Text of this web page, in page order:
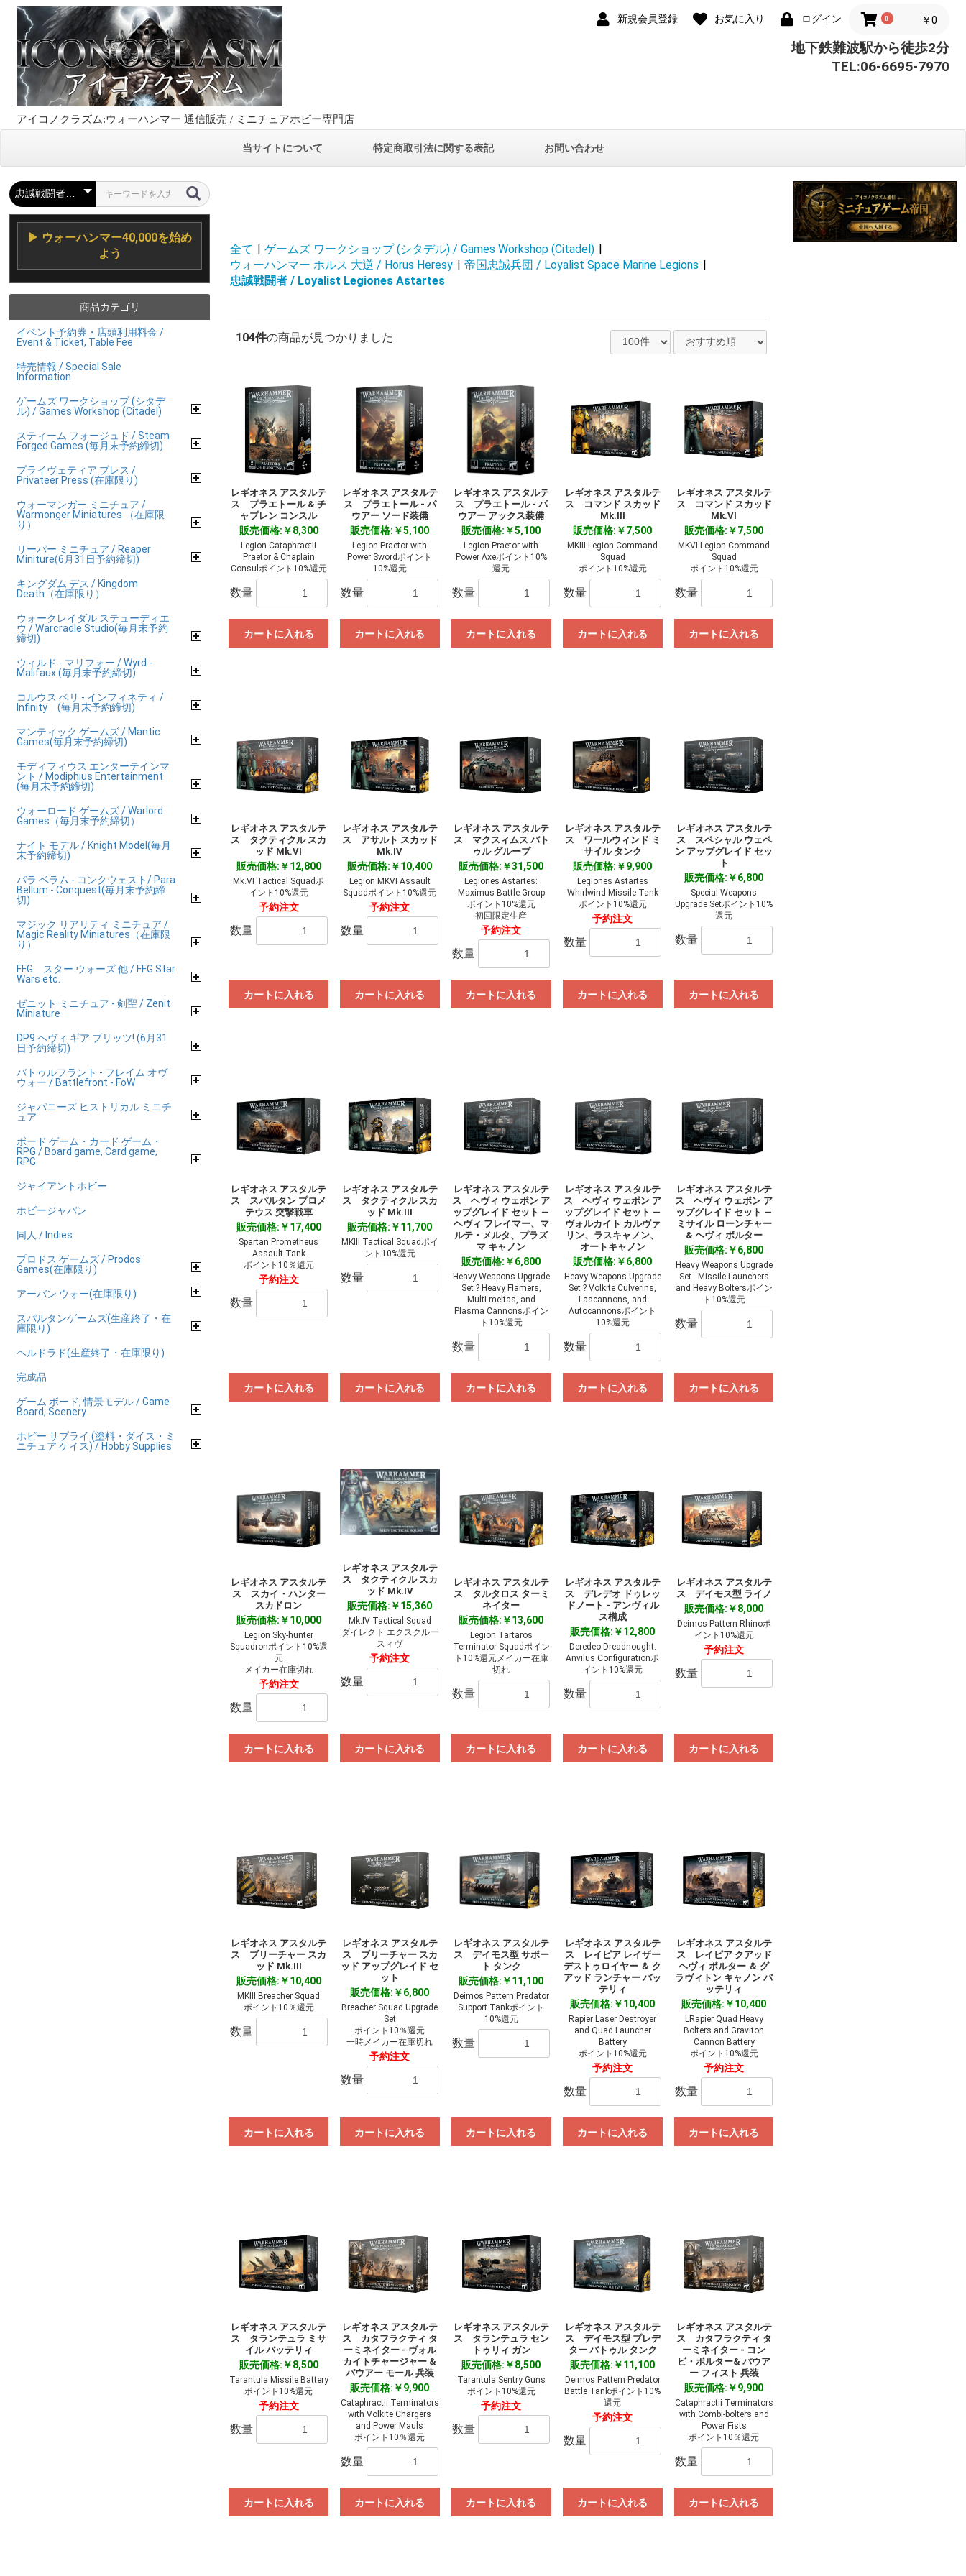
新規会員登録 お気に入り ログイン 0 ￥0
アイコノクラズム:ウォーハンマー 通信販売 / ミニチュアホビー専門店
地下鉄難波駅から徒歩2分
TEL:06-6695-7970
当サイトについて 特定商取引法に関する表記 お問い合わせ
▶ ウォーハンマー40,000を始め
よう
商品カテゴリ
イベント予約券・店頭利用料金 /
Event & Ticket, Table Fee
特売情報 / Special Sale
Information
ゲームズ ワークショップ (シタデ
ル) / Games Workshop (Citadel)
スティーム フォージュド / Steam
Forged Games (毎月末予約締切)
プライヴェティア プレス /
Privateer Press (在庫限り)
ウォーマンガー ミニチュア /
Warmonger Miniatures （在庫限
り）
リーパー ミニチュア / Reaper
Miniture(6月31日予約締切)
キングダム デス / Kingdom
Death（在庫限り）
ウォークレイダル ステューディエ
ウ / Warcradle Studio(毎月末予約
締切)
ウィルド - マリフォー / Wyrd -
Malifaux (毎月末予約締切)
コルウス ベリ - インフィネティ /
Infinity (毎月末予約締切)
マンティック ゲームズ / Mantic
Games(毎月末予約締切)
モディフィウス エンターテインマ
ント / Modiphius Entertainment
(毎月末予約締切)
ウォーロード ゲームズ / Warlord
Games（毎月末予約締切）
ナイト モデル / Knight Model(毎月
末予約締切)
パラ ベラム - コンクウェスト/ Para
Bellum - Conquest(毎月末予約締
切)
マジック リアリティ ミニチュア /
Magic Reality Miniatures（在庫限
り）
FFG スター ウォーズ 他 / FFG Star
Wars etc.
ゼニット ミニチュア - 剣聖 / Zenit
Miniature
DP9 ヘヴィ ギア ブリッツ! (6月31
日予約締切)
バトゥルフラント - フレイム オヴ
ウォー / Battlefront - FoW
ジャパニーズ ヒストリカル ミニチ
ュア
ボード ゲーム・カード ゲーム・
RPG / Board game, Card game,
RPG
ジャイアントホビー
ホビージャパン
同人 / Indies
プロドス ゲームズ / Prodos
Games(在庫限り)
アーバン ウォー(在庫限り)
スパルタンゲームズ(生産終了・在
庫限り)
ヘルドラド(生産終了・在庫限り)
完成品
ゲーム ボード, 情景モデル / Game
Board, Scenery
ホビー サプライ (塗料・ダイス・ミ
ニチュア ケイス) / Hobby Supplies
全て | ゲームズ ワークショップ (シタデル) / Games Workshop (Citadel) |
ウォーハンマー ホルス 大逆 / Horus Heresy | 帝国忠誠兵団 / Loyalist Space Marine Legions |
忠誠戦闘者 / Loyalist Legiones Astartes
104件の商品が見つかりました
レギオネス アスタルテ
ス プラエトール & チ
ャプレン コンスル
販売価格:￥8,300
Legion Cataphractii
Praetor & Chaplain
Consulポイント10%還元
数量
カートに入れる
レギオネス アスタルテ
ス プラエトール - パ
ウアー ソード装備
販売価格:￥5,100
Legion Praetor with
Power Swordポイント
10%還元
数量
カートに入れる
レギオネス アスタルテ
ス プラエトール - パ
ウアー アックス装備
販売価格:￥5,100
Legion Praetor with
Power Axeポイント10%
還元
数量
カートに入れる
レギオネス アスタルテ
ス コマンド スカッド
Mk.III
販売価格:￥7,500
MKIII Legion Command
Squad
ポイント10%還元
数量
カートに入れる
レギオネス アスタルテ
ス コマンド スカッド
Mk.VI
販売価格:￥7,500
MKVI Legion Command
Squad
ポイント10%還元
数量
カートに入れる
レギオネス アスタルテ
ス タクティクル スカ
ッド Mk.VI
販売価格:￥12,800
Mk.VI Tactical Squadポ
イント10%還元
予約注文
数量
カートに入れる
レギオネス アスタルテ
ス アサルト スカッド
Mk.IV
販売価格:￥10,400
Legion MKVI Assault
Squadポイント10%還元
予約注文
数量
カートに入れる
レギオネス アスタルテ
ス マクスィムス バト
ゥル グループ
販売価格:￥31,500
Legiones Astartes:
Maximus Battle Group
ポイント10%還元
初回限定生産
予約注文
数量
カートに入れる
レギオネス アスタルテ
ス ワールウィンド ミ
サイル タンク
販売価格:￥9,900
Legiones Astartes
Whirlwind Missile Tank
ポイント10%還元
予約注文
数量
カートに入れる
レギオネス アスタルテ
ス スペシャル ウェペ
ン アップグレイド セッ
ト
販売価格:￥6,800
Special Weapons
Upgrade Setポイント10%
還元
数量
カートに入れる
レギオネス アスタルテ
ス スパルタン プロメ
テウス 突撃戦車
販売価格:￥17,400
Spartan Prometheus
Assault Tank
ポイント10％還元
予約注文
数量
カートに入れる
レギオネス アスタルテ
ス タクティクル スカ
ッド Mk.III
販売価格:￥11,700
MKIII Tactical Squadポイ
ント10%還元
数量
カートに入れる
レギオネス アスタルテ
ス ヘヴィ ウェポン ア
ップグレイド セット ―
ヘヴィ フレイマー、マ
ルテ・メルタ、プラズ
マ キャノン
販売価格:￥6,800
Heavy Weapons Upgrade
Set ? Heavy Flamers,
Multi-meltas, and
Plasma Cannonsポイン
ト10%還元
数量
カートに入れる
レギオネス アスタルテ
ス ヘヴィ ウェポン ア
ップグレイド セット ―
ヴォルカイト カルヴァ
リン、ラスキャノン、
オートキャノン
販売価格:￥6,800
Heavy Weapons Upgrade
Set ? Volkite Culverins,
Lascannons, and
Autocannonsポイント
10%還元
数量
カートに入れる
レギオネス アスタルテ
ス ヘヴィ ウェポン ア
ップグレイド セット ―
ミサイル ローンチャー
& ヘヴィ ボルター
販売価格:￥6,800
Heavy Weapons Upgrade
Set - Missile Launchers
and Heavy Boltersポイン
ト10%還元
数量
カートに入れる
レギオネス アスタルテ
ス スカイ・ハンター
スカドロン
販売価格:￥10,000
Legion Sky-hunter
Squadronポイント10%還
元
メイカー在庫切れ
予約注文
数量
カートに入れる
レギオネス アスタルテ
ス タクティクル スカ
ッド Mk.IV
販売価格:￥15,360
Mk.IV Tactical Squad
ダイレクト エクスクルー
スィヴ
予約注文
数量
カートに入れる
レギオネス アスタルテ
ス タルタロス ターミ
ネイター
販売価格:￥13,600
Legion Tartaros
Terminator Squadポイン
ト10%還元メイカー在庫
切れ
数量
カートに入れる
レギオネス アスタルテ
ス デレデオ ドゥレッ
ドノート - アンヴィル
ス構成
販売価格:￥12,800
Deredeo Dreadnought:
Anvilus Configurationポ
イント10%還元
数量
カートに入れる
レギオネス アスタルテ
ス デイモス型 ライノ
販売価格:￥8,000
Deimos Pattern Rhinoポ
イント10%還元
予約注文
数量
カートに入れる
レギオネス アスタルテ
ス ブリーチャー スカ
ッド Mk.III
販売価格:￥10,400
MKIII Breacher Squad
ポイント10％還元
数量
カートに入れる
レギオネス アスタルテ
ス ブリーチャー スカ
ッド アップグレイド セ
ット
販売価格:￥6,800
Breacher Squad Upgrade
Set
ポイント10％還元
一時メイカー在庫切れ
予約注文
数量
カートに入れる
レギオネス アスタルテ
ス デイモス型 サポー
ト タンク
販売価格:￥11,100
Deimos Pattern Predator
Support Tankポイント
10%還元
数量
カートに入れる
レギオネス アスタルテ
ス レイピア レイザー
デストゥロイヤー ＆ ク
アッド ランチャー バッ
テリィ
販売価格:￥10,400
Rapier Laser Destroyer
and Quad Launcher
Battery
ポイント10%還元
予約注文
数量
カートに入れる
レギオネス アスタルテ
ス レイピア クアッド
ヘヴィ ボルター ＆ グ
ラヴィトン キャノン バ
ッテリィ
販売価格:￥10,400
LRapier Quad Heavy
Bolters and Graviton
Cannon Battery
ポイント10%還元
予約注文
数量
カートに入れる
レギオネス アスタルテ
ス タランテュラ ミサ
イル バッテリィ
販売価格:￥8,500
Tarantula Missile Battery
ポイント10%還元
予約注文
数量
カートに入れる
レギオネス アスタルテ
ス カタフラクティ タ
ーミネイター - ヴォル
カイトチャージャー &
パウアー モール 兵装
販売価格:￥9,900
Cataphractii Terminators
with Volkite Chargers
and Power Mauls
ポイント10％還元
数量
カートに入れる
レギオネス アスタルテ
ス タランテュラ セン
トゥリィ ガン
販売価格:￥8,500
Tarantula Sentry Guns
ポイント10%還元
予約注文
数量
カートに入れる
レギオネス アスタルテ
ス デイモス型 プレデ
ター バトゥル タンク
販売価格:￥11,100
Deimos Pattern Predator
Battle Tankポイント10%
還元
予約注文
数量
カートに入れる
レギオネス アスタルテ
ス カタフラクティ タ
ーミネイター - コン
ビ・ボルター& パウア
ー フィスト 兵装
販売価格:￥9,900
Cataphractii Terminators
with Combi-bolters and
Power Fists
ポイント10％還元
数量
カートに入れる
お買い物を続ける カートへ進む